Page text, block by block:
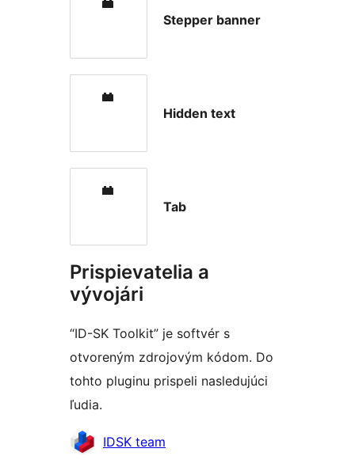
Stepper banner
Hidden text
Tab
Prispievatelia a
vývojári
“ID-SK Toolkit” je softvér s
otvoreným zdrojovým kódom. Do
tohto pluginu prispeli nasledujúci
ľudia.
Prispievatelia
IDSK team